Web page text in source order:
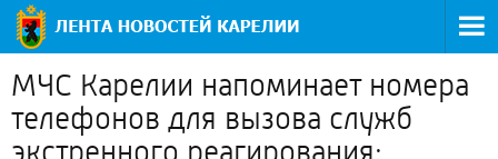
МЧС Карелии напоминает номера
телефонов для вызова служб